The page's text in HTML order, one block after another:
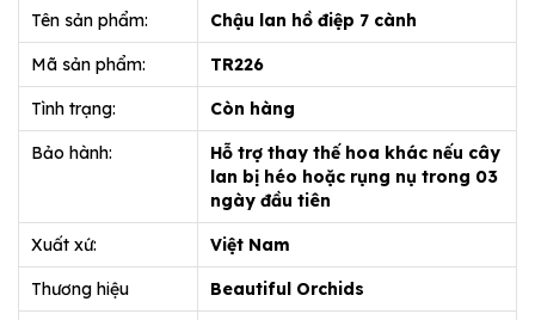
Tên sản phẩm: Chậu lan hồ điệp 7 cành
Mã sản phẩm: TR226
Tình trạng: Còn hàng
Bảo hành:
Hỗ trợ thay thế hoa khác nếu cây
lan bị héo hoặc rụng nụ trong 03
ngày đầu tiên
Xuất xứ: Việt Nam
Thương hiệu Beautiful Orchids